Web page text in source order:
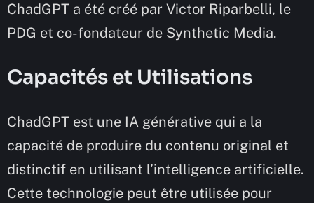
ChadGPT a été créé par Victor Riparbelli, le
PDG et co-fondateur de Synthetic Media.
Capacités et Utilisations
ChadGPT est une IA générative qui a la
capacité de produire du contenu original et
distinctif en utilisant l’intelligence artificielle.
Cette technologie peut être utilisée pour